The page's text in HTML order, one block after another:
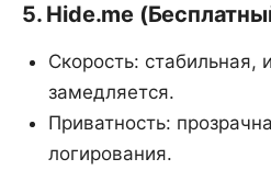
5. Hide.me
Скорость: стабильная,
замедляется.
Приватность:
логирования.